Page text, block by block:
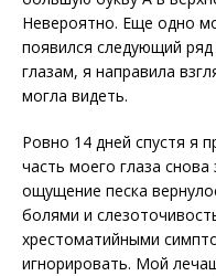
Невероятно. Еще одно
появился следующий
глазам, я направила
могла видеть.
Ровно 14 дней спустя я
часть моего глаза
ощущение песка
болями и
хрестоматийными
игнорировать. Мой